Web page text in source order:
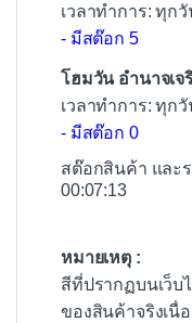
เวลาทำการ: ทุก
- มีสต๊อก 5
โฮมวัน อำนาจเจ
เวลาทำการ: ทุก
- มีสต๊อก 0
สต๊อกสินค้า และ
00:07:13
หมายเหตุ :
สีที่ปรากฏบนเว็บ
ของสินค้าจริงเนื่